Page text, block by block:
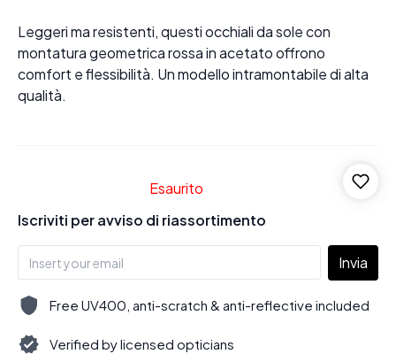
Leggeri ma resistenti, questi occhiali da sole con
montatura geometrica rossa in acetato offrono
comfort e flessibilità. Un modello intramontabile di alta
qualità.
Esaurito
Iscriviti per avviso di riassortimento
Invia
Free UV400, anti-scratch & anti-reflective included
Verified by licensed opticians